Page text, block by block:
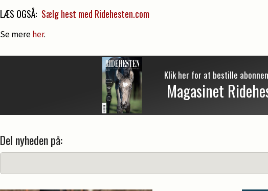
LÆS OGSÅ: Sælg hest med Ridehesten.com
Se mereher.
Klik her for at bestille
Magasinet
Del nyheden på: